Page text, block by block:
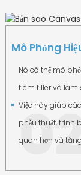
Mô Phỏng
Nó có thể mô
tiêm filler và làm
Việc này giúp
phẫu thuật, trình
quan hơn và